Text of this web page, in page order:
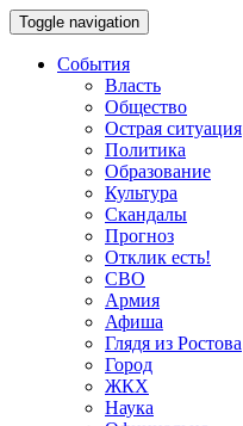
Toggle navigation
События
Власть
Общество
Острая ситуация
Политика
Образование
Культура
Скандалы
Прогноз
Отклик есть!
СВО
Армия
Афиша
Глядя из Ростова
Город
ЖКХ
Наука